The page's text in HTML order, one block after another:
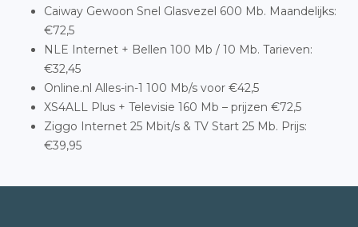
Caiway Gewoon Snel Glasvezel 600 Mb. Maandelijks:
€72,5
NLE Internet + Bellen 100 Mb / 10 Mb. Tarieven:
€32,45
Online.nl Alles-in-1 100 Mb/s voor €42,5
XS4ALL Plus + Televisie 160 Mb – prijzen €72,5
Ziggo Internet 25 Mbit/s & TV Start 25 Mb. Prijs:
€39,95